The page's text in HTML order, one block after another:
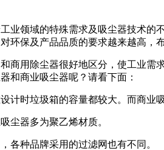
业领域的特殊需求及吸尘器技术
环保及产品品质的要求越来越高，
商用除尘器很好地区分，使工业
和商业吸尘器呢？请看下面：
计时垃圾箱的容量都较大。而商业
尘器多为聚乙烯材质。
各种品牌采用的过滤网也有不同。